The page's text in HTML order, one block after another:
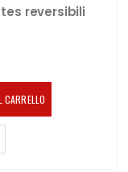
reversibili
CARRELLO